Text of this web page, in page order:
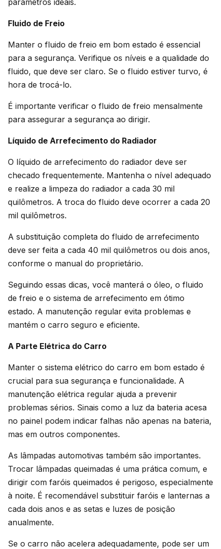
Fluido de Freio
Manter o fluido de freio em bom estado é essencial
para a segurança. Verifique os níveis e a qualidade do
fluido, que deve ser claro. Se o fluido estiver turvo, é
hora de trocá-lo.
É importante verificar o fluido de freio mensalmente
para assegurar a segurança ao dirigir.
Líquido de Arrefecimento do Radiador
O líquido de arrefecimento do radiador deve ser
checado frequentemente. Mantenha o nível adequado
e realize a limpeza do radiador a cada 30 mil
quilômetros. A troca do fluido deve ocorrer a cada 20
mil quilômetros.
A substituição completa do fluido de arrefecimento
deve ser feita a cada 40 mil quilômetros ou dois anos,
conforme o manual do proprietário.
Seguindo essas dicas, você manterá o óleo, o fluido
de freio e o sistema de arrefecimento em ótimo
estado. A manutenção regular evita problemas e
mantém o carro seguro e eficiente.
A Parte Elétrica do Carro
Manter o sistema elétrico do carro em bom estado é
crucial para sua segurança e funcionalidade. A
manutenção elétrica regular ajuda a prevenir
problemas sérios. Sinais como a luz da bateria acesa
no painel podem indicar falhas não apenas na bateria,
mas em outros componentes.
As lâmpadas automotivas também são importantes.
Trocar lâmpadas queimadas é uma prática comum, e
dirigir com faróis queimados é perigoso, especialmente
à noite. É recomendável substituir faróis e lanternas a
cada dois anos e as setas e luzes de posição
anualmente.
Se o carro não acelera adequadamente, pode ser um